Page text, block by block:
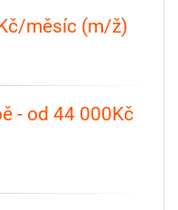
měsíc (m/ž)
- od 44 000Kč